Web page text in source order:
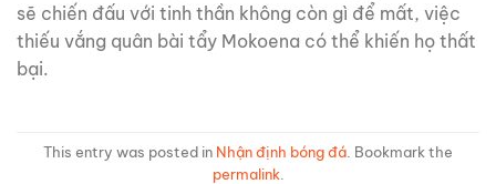
sẽ chiến đấu với tinh thần không còn gì để mất, việc
thiếu vắng quân bài tẩy Mokoena có thể khiến họ thất
bại.
This entry was posted in Nhận định bóng đá . Bookmark the
permalink.